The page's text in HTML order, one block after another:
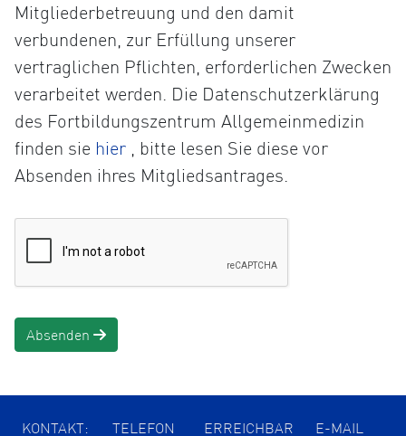
Mitgliederbetreuung und den damit
verbundenen, zur Erfüllung unserer
vertraglichen Pflichten, erforderlichen Zwecken
verarbeitet werden. Die Datenschutzerklärung
des Fortbildungszentrum Allgemeinmedizin
finden sie hier
Öffnet
die
einem
neuen
, bitte lesen Sie diese vor
Absenden ihres Mitgliedsantrages.
Absenden
KONTAKT: TELEFON ERREICHBAR E-MAIL